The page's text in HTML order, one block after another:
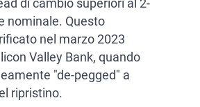
di cambio superiori al 2-
nominale. Questo
nel marzo 2023
Valley Bank, quando
"de-pegged" a
ripristino.